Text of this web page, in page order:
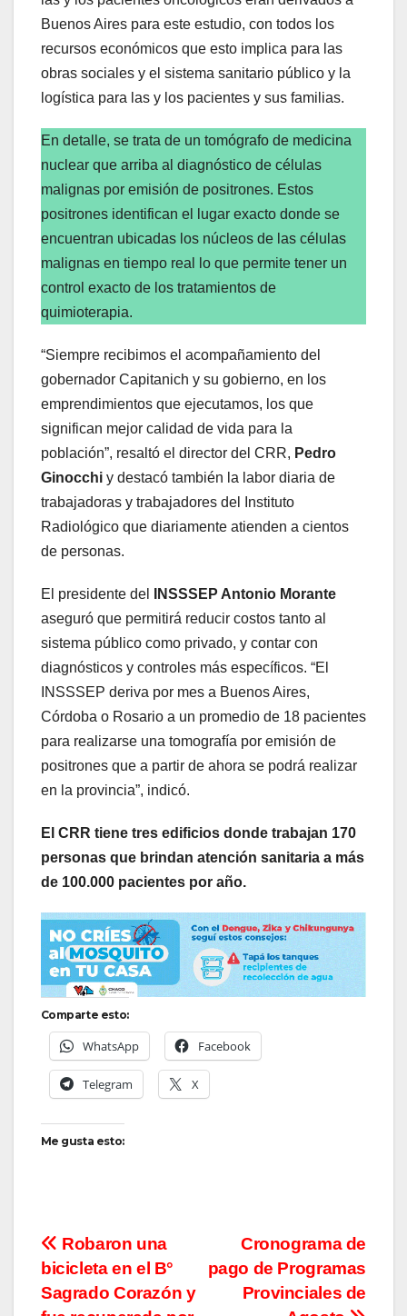
Buenos Aires para este estudio, con todos los
recursos económicos que esto implica para las
obras sociales y el sistema sanitario público y la
logística para las y los pacientes y sus familias.
En detalle, se trata de un tomógrafo de medicina
nuclear que arriba al diagnóstico de células
malignas por emisión de positrones. Estos
positrones identifican el lugar exacto donde se
encuentran ubicadas los núcleos de las células
malignas en tiempo real lo que permite tener un
control exacto de los tratamientos de
quimioterapia.
“Siempre recibimos el acompañamiento del
gobernador Capitanich y su gobierno, en los
emprendimientos que ejecutamos, los que
significan mejor calidad de vida para la
población”, resaltó el director del CRR, Pedro
Ginocchi y destacó también la labor diaria de
trabajadoras y trabajadores del Instituto
Radiológico que diariamente atienden a cientos
de personas.
El presidente del
INSSSEP Antonio Morante
aseguró que permitirá reducir costos tanto al
sistema público como privado, y contar con
diagnósticos y controles más específicos. “El
INSSSEP deriva por mes a Buenos Aires,
Córdoba o Rosario a un promedio de 18 pacientes
para realizarse una tomografía por emisión de
positrones que a partir de ahora se podrá realizar
en la provincia”, indicó.
El CRR tiene tres edificios donde trabajan 170
personas que brindan atención sanitaria a más
de 100.000 pacientes por año.
Comparte esto:
WhatsApp Facebook
Telegram X
Me gusta esto:
Navegación
de
Cronograma de
pago de Programas
Provinciales de
Robaron una
bicicleta en el B°
Sagrado Corazón y